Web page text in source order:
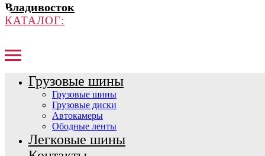
Владивосток
КАТАЛОГ:
Грузовые шины
Грузовые шины
Грузовые диски
Автокамеры
Ободные ленты
Легковые шины